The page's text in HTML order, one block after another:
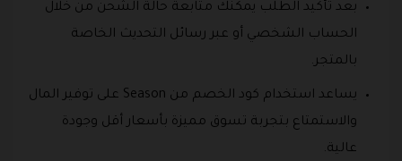
بعد تأكيد الطلب يمكنك متابعة حالة الشحن من خلال
الحساب الشخصي أو عبر رسائل التحديث الخاصة
بالمتجر.
يساعد استخدام كود الخصم من Season على توفير المال
والاستمتاع بتجربة تسوق مميزة بأسعار أقل وجودة
عالية.